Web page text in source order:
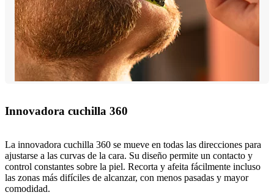
Innovadora cuchilla 360
La innovadora cuchilla 360 se mueve en todas las direcciones para
ajustarse a las curvas de la cara. Su diseño permite un contacto y
control constantes sobre la piel. Recorta y afeita fácilmente incluso
las zonas más difíciles de alcanzar, con menos pasadas y mayor
comodidad.